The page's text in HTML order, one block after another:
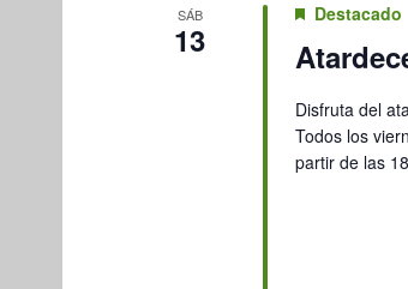
SÁB
13
Destacado
Disfruta del
Todos los
partir de las